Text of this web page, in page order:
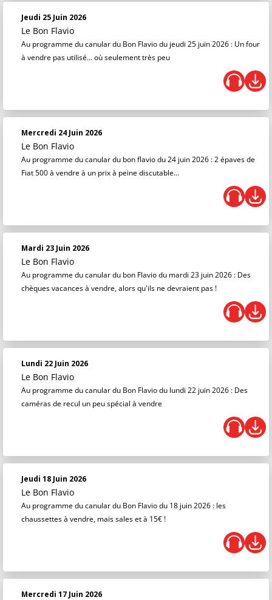
Jeudi 25 Juin 2026
Le Bon Flavio
Au programme du canular du Bon Flavio du jeudi 25 juin 2026 : Un four
à vendre pas utilisé... où seulement très peu
Mercredi 24 Juin 2026
Le Bon Flavio
Au programme du canular du bon flavio du 24 juin 2026 : 2 épaves de
Fiat 500 à vendre à un prix à peine discutable...
Mardi 23 Juin 2026
Le Bon Flavio
Au programme du canular du bon Flavio du mardi 23 juin 2026 : Des
chèques vacances à vendre, alors qu'ils ne devraient pas !
Lundi 22 Juin 2026
Le Bon Flavio
Au programme du canular du Bon Flavio du lundi 22 juin 2026 : Des
caméras de recul un peu spécial à vendre
Jeudi 18 Juin 2026
Le Bon Flavio
Au programme du canular du Bon Flavio du 18 juin 2026 : les
chaussettes à vendre, mais sales et à 15€ !
Mercredi 17 Juin 2026